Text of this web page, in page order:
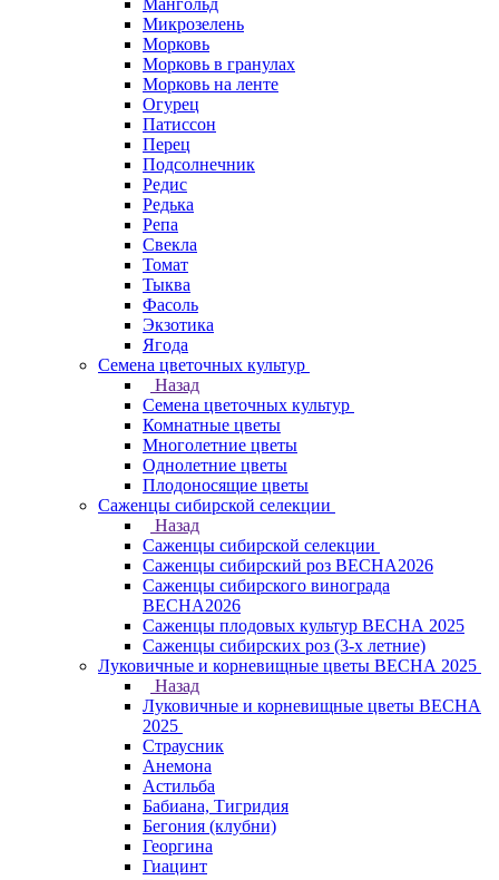
Мангольд
Микрозелень
Морковь
Морковь в гранулах
Морковь на ленте
Огурец
Патиссон
Перец
Подсолнечник
Редис
Редька
Репа
Свекла
Томат
Тыква
Фасоль
Экзотика
Ягода
Семена цветочных культур
Назад
Семена цветочных культур
Комнатные цветы
Многолетние цветы
Однолетние цветы
Плодоносящие цветы
Саженцы сибирской селекции
Назад
Саженцы сибирской селекции
Саженцы сибирский роз ВЕСНА2026
Саженцы сибирского винограда
ВЕСНА2026
Саженцы плодовых культур ВЕСНА 2025
Саженцы сибирских роз (3-х летние)
Луковичные и корневищные цветы ВЕСНА 2025
Назад
Луковичные и корневищные цветы ВЕСНА
2025
Страусник
Анемона
Астильба
Бабиана, Тигридия
Бегония (клубни)
Георгина
Гиацинт